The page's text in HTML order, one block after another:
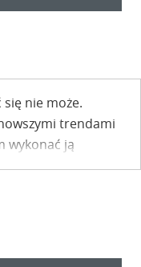
nie może.
trendami
wykonać ją
tradycją? Jeszcze